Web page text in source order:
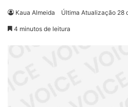
Kaua Almeida Última Atualização 28
4 minutos de leitura